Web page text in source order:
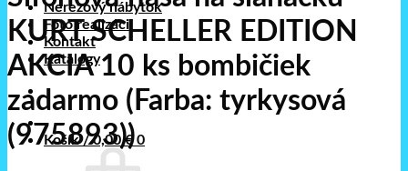
Nerezový nábytok
Foto realizácii
Kontakt
Katalógy
Košík /0,00€ 0
KURT SCHELLER EDITION
AKCIA 10 ks bombičiek
zadarmo (Farba: tyrkysová
(975893))